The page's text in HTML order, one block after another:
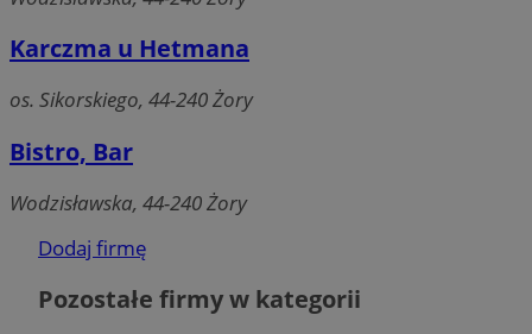
Karczma u Hetmana
os. Sikorskiego, 44-240 Żory
Bistro, Bar
Wodzisławska, 44-240 Żory
Dodaj firmę
Pozostałe firmy w kategorii
logowanie użytkownika i zarządzanie kontem. Bez
korzystać ze strony internetowej.
Nazwa
MvSessID zory.com.pl